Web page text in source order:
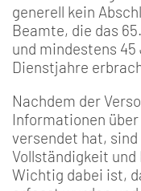
generell kein
Beamte, die das
und mindestens
Dienstjahre
Nachdem der
Informationen
versendet hat,
Vollständigkeit
Wichtig dabei ist,